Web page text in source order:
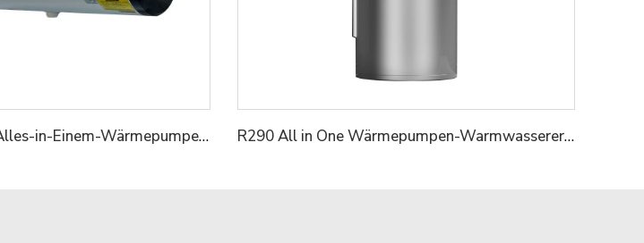
Wandmontierter Alles-in-Einem-Wärmepumpe-Wasserheizer R290 All in One Wärmepumpen-Warmwassererhitzer